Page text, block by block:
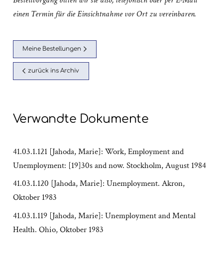
einen Termin für die Einsichtnahme vor Ort zu vereinbaren.
Meine Bestellungen
zurück ins Archiv
Verwandte Dokumente
41.03.1.121 [Jahoda, Marie]: Work, Employment and
Unemployment: [19]30s and now. Stockholm, August 1984
41.03.1.120 [Jahoda, Marie]: Unemployment. Akron,
Oktober 1983
41.03.1.119 [Jahoda, Marie]: Unemployment and Mental
Health. Ohio, Oktober 1983